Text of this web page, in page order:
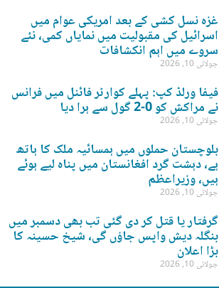
غزہ نسل کشی کے بعد امریکی عوام میں
اسرائیل کی مقبولیت میں نمایاں کمی، نئے
سروے میں اہم انکشافات
جولائی 10, 2026
فیفا ورلڈ کپ: پہلے کوارٹر فائنل میں فرانس
نے مراکش کو 0-2 گول سے ہرا دیا
جولائی 10, 2026
بلوچستان حملوں میں ہمسائیہ ملک کا ہاتھ
ہے، دہشت گرد افغانستان میں پناہ لیے ہوئے
ہیں، وزیراعظم
جولائی 10, 2026
گرفتار یا قتل کر دی گئی تب بھی دسمبر میں
بنگلہ دیش واپس جاؤں گی، شیخ حسینہ کا
بڑا اعلان
جولائی 10, 2026